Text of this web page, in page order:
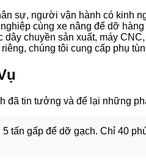
sự, người vận hành có kinh
cùng xe nâng để dỡ
dây chuyền sản xuất, máy
chúng tôi cung cấp phụ
đã tin tưởng và để lại những
5 tấn gấp để dỡ gạch. Chỉ 40